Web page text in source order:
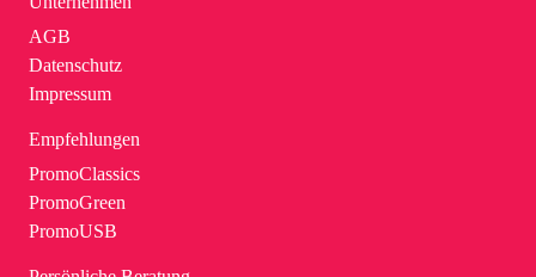
AGB
Datenschutz
Impressum
Empfehlungen
PromoClassics
PromoGreen
PromoUSB